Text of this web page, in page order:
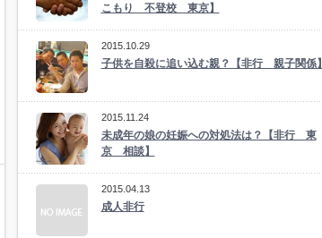
こもり 不登校 東京】
2015.10.29
子供を自殺に追い込む親？【非行 親子関係】
2015.11.24
未成年の娘の妊娠への対処法は？【非行 東
京 相談】
2015.04.13
成人非行